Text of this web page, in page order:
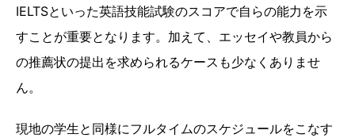
IELTSといった英語技能試験のスコアで自らの能力を示
すことが重要となります。加えて、エッセイや教員から
の推薦状の提出を求められるケースも少なくありませ
ん。
現地の学生と同様にフルタイムのスケジュールをこなす